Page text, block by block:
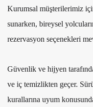
Kurumsal müşterilerimiz
sunarken, bireysel
rezervasyon seçenekleri
Güvenlik ve hijyen
ve iç temizlikten geçer.
kurallarına uyum